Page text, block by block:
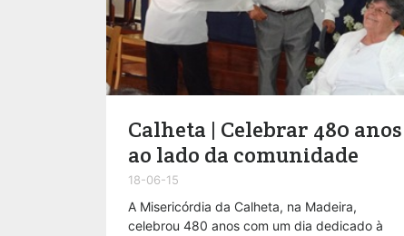
Calheta | Celebrar 480 anos
ao lado da comunidade
18-06-15
A Misericórdia da Calheta, na Madeira,
celebrou 480 anos com um dia dedicado à